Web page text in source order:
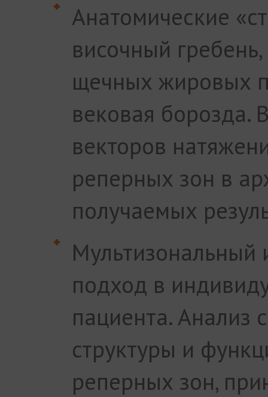
Анатомические
височный
щечных жировых
вековая борозда.
векторов
реперных зон в
получаемых
Мультизональный
подход в
пациента. Анализ
структуры и
реперных зон,